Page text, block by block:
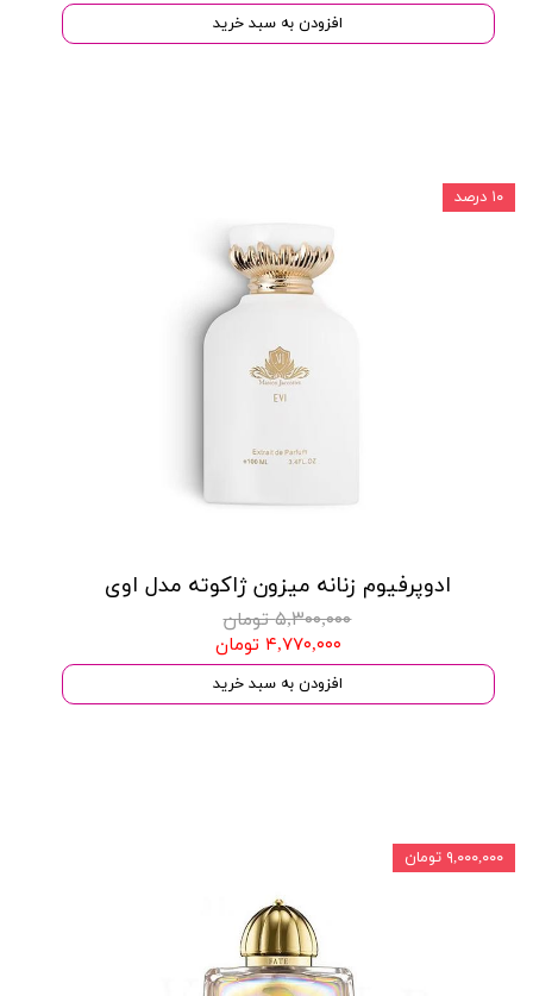
افزودن به سبد خرید
ادوپرفیوم زنانه میزون ژاکوته مدل اوی
۵,۳۰۰,۰۰۰ تومان
۴,۷۷۰,۰۰۰ تومان
افزودن به سبد خرید
۱۰ درصد
۹,۰۰۰,۰۰۰ تومان